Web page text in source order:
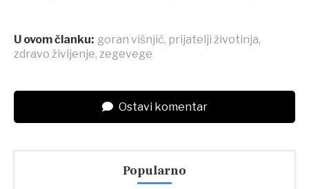
U ovom članku: goran višnjić, prijatelji životinja,
zdravo življenje, zegevege
Ostavi komentar
Popularno